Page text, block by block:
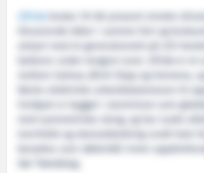
Elfrida
bruker 70-80 prosent mindre
utstyrt med et generatorsett på 225
batterer under lengere turer.
er et
mellom Salmar, Ørnli Slipp og Siemens,
første elektriske arbeidskatamaran til
Fartøyet er bygget i aluminium som
med symmetriske skrog, og har svakt
tverrhekk og skansekledning rundt hele
benyttes som røkterbåt innen
Sør Trøndelag.